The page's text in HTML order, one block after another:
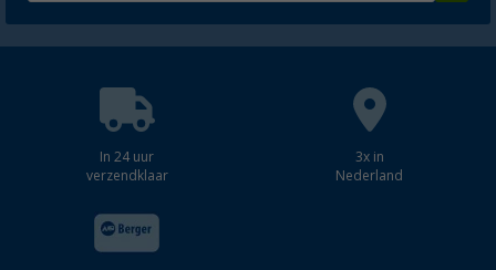
In 24 uur
verzendklaar
3x in
Nederland